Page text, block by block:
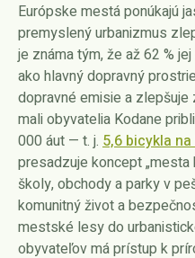
Európske mestá ponúkajú
premyslený urbanizmus
je známa tým, že až 62 %
ako hlavný dopravný
dopravné emisie a zlepšuje
mali obyvatelia Kodane
000 áut — t. j. 5,6 bicykla
presadzuje koncept
školy, obchody a parky v
komunitný život a
mestské lesy do
obyvateľov má prístup k